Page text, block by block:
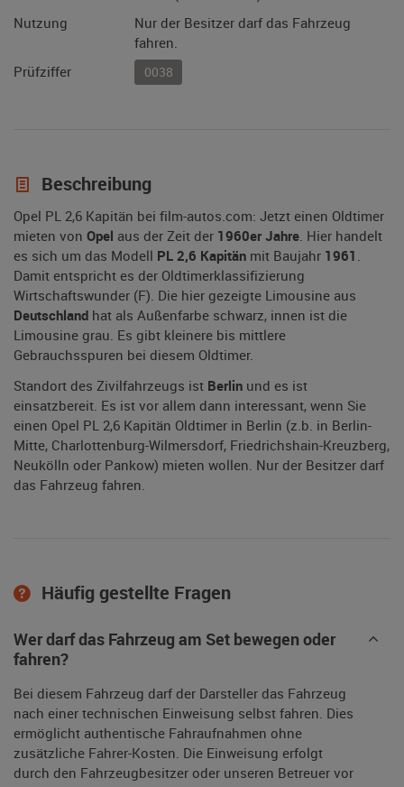
Nutzung
Nur der Besitzer darf das Fahrzeug
fahren.
Prüfziffer
0038
Beschreibung
Opel PL 2,6 Kapitän bei film-autos.com: Jetzt einen Oldtimer
mieten von Opel aus der Zeit der 1960er Jahre. Hier handelt
es sich um das Modell PL 2,6 Kapitän mit Baujahr 1961 .
Damit entspricht es der Oldtimerklassifizierung
Wirtschaftswunder (F). Die hier gezeigte Limousine aus
Deutschland hat als Außenfarbe schwarz, innen ist die
Limousine grau. Es gibt kleinere bis mittlere
Gebrauchsspuren bei diesem Oldtimer.
Standort des Zivilfahrzeugs ist Berlin und es ist
einsatzbereit. Es ist vor allem dann interessant, wenn Sie
einen Opel PL 2,6 Kapitän Oldtimer in Berlin (z.b. in Berlin-
Mitte, Charlottenburg-Wilmersdorf, Friedrichshain-Kreuzberg,
Neukölln oder Pankow) mieten wollen. Nur der Besitzer darf
das Fahrzeug fahren.
Häufig gestellte Fragen
Wer darf das Fahrzeug am Set bewegen oder
fahren?
Bei diesem Fahrzeug darf der Darsteller das Fahrzeug
nach einer technischen Einweisung selbst fahren. Dies
ermöglicht authentische Fahraufnahmen ohne
zusätzliche Fahrer-Kosten. Die Einweisung erfolgt
durch den Fahrzeugbesitzer oder unseren Betreuer vor